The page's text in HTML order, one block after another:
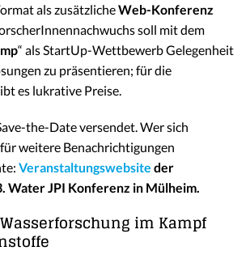
als zusätzlicheWeb-Konferenz
soll mit dem
“ als StartUp-Wettbewerb Gelegenheit
zu präsentieren; für die
es lukrative Preise.
the-Date versendet. Wer sich
weitere Benachrichtigungen
Veranstaltungswebsite der
Water JPI Konferenz in Mülheim.
im Kampf